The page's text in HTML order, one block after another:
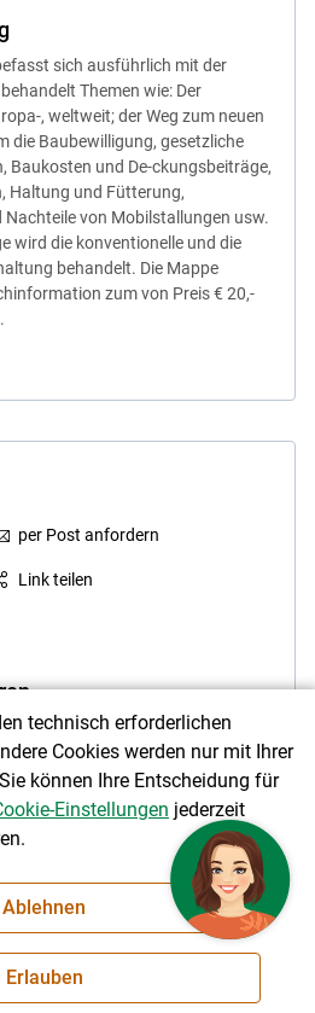
sich ausführlich mit der
Themen wie: Der
, weltweit; der Weg zum neuen
die Baubewilligung, gesetzliche
Baukosten und De-ckungsbeiträge,
Haltung und Fütterung,
Nachteile von Mobilstallungen usw.
wird die konventionelle und die
behandelt. Die Mappe
zum von Preis € 20,-
per Post anfordern
Link teilen
Beschreibung der Neuseeländer
zur Schafwolle (Sortierung und
technisch erforderlichen
Cookies werden nur mit Ihrer
können Ihre Entscheidung für
Einstellungen jederzeit
Ablehnen
Erlauben